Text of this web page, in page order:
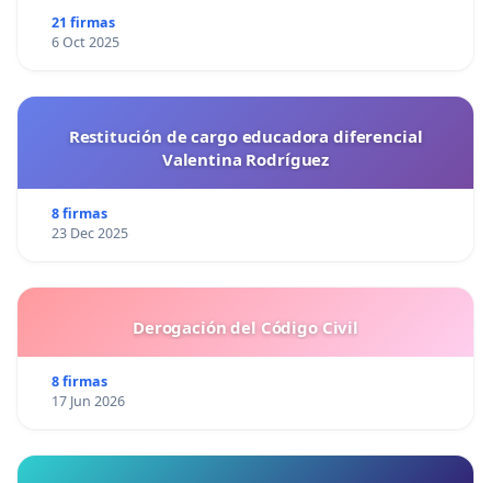
21 firmas
6 Oct 2025
Restitución de cargo educadora diferencial
Valentina Rodríguez
8 firmas
23 Dec 2025
Derogación del Código Civil
8 firmas
17 Jun 2026